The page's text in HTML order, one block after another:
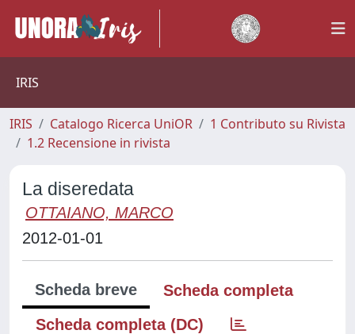
IRIS
IRIS Catalogo Ricerca UniOR
1 Contributo su Rivista
1.2 Recensione in rivista
La diseredata
OTTAIANO, MARCO
2012-01-01
Scheda breve
Scheda completa
Scheda completa (DC)